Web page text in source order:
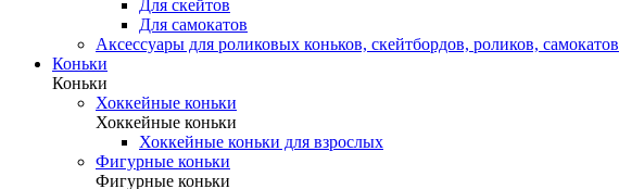
Для скейтов
Для самокатов
Аксессуары для роликовых коньков, скейтбордов, роликов, самокатов
Коньки
Коньки
Хоккейные коньки
Хоккейные коньки
Хоккейные коньки для взрослых
Фигурные коньки
Фигурные коньки